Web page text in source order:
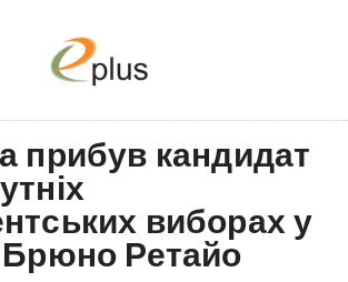
прибув кандидат
виборах у
Брюно Ретайо